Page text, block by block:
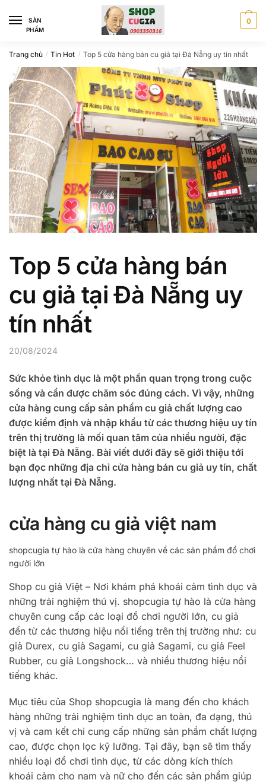
navigation
content
SÀN
PHẨM
0
Trang chủ / Tin Hot / Top 5 cửa hàng bán cu giả tại Đà Nẵng uy tín nhất
Top 5 cửa hàng bán
cu giả tại Đà Nẵng uy
tín nhất
20/08/2024
Sức khỏe tình dục là một phần quan trọng trong cuộc
sống và cần được chăm sóc đúng cách. Vì vậy, những
cửa hàng cung cấp sản phẩm cu giả chất lượng cao
được kiểm định và nhập khẩu từ các thương hiệu uy tín
trên thị trường là mối quan tâm của nhiều người, đặc
biệt là tại Đà Nẵng. Bài viết dưới đây sẽ giới thiệu tới
bạn đọc những địa chỉ cửa hàng bán cu giả uy tín, chất
lượng nhất tại Đà Nẵng.
cửa hàng cu giả việt nam
shopcugia tự hào là cửa hàng chuyên về các sản phẩm đồ chơi
người lớn
Shop cu giả Việt – Nơi khám phá khoái cảm tình dục và
những trải nghiệm thú vị. shopcugia tự hào là cửa hàng
chuyên cung cấp các loại đồ chơi người lớn, cu giả
đến từ các thương hiệu nổi tiếng trên thị trường như: cu
giả Durex, cu giả Sagami, cu giả Sagami, cu giả Feel
Rubber, cu giả Longshock… và nhiều thương hiệu nổi
tiếng khác.
Mục tiêu của Shop shopcugia là mang đến cho khách
hàng những trải nghiệm tình dục an toàn, đa dạng, thú
vị và cam kết chỉ cung cấp những sản phẩm chất lượng
cao, được chọn lọc kỹ lưỡng. Tại đây, bạn sẽ tìm thấy
nhiều loại đồ chơi tình dục, từ các dòng kích thích
khoái cảm cho nam và nữ cho đến các sản phẩm giúp